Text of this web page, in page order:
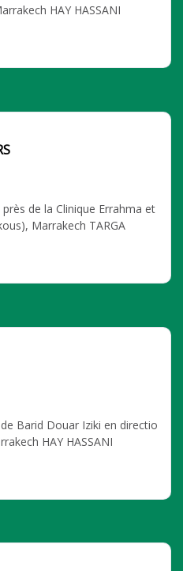
HAY HASSANI
de la Clinique Errahma et
Marrakech TARGA
Barid Douar Iziki en directio
HAY HASSANI